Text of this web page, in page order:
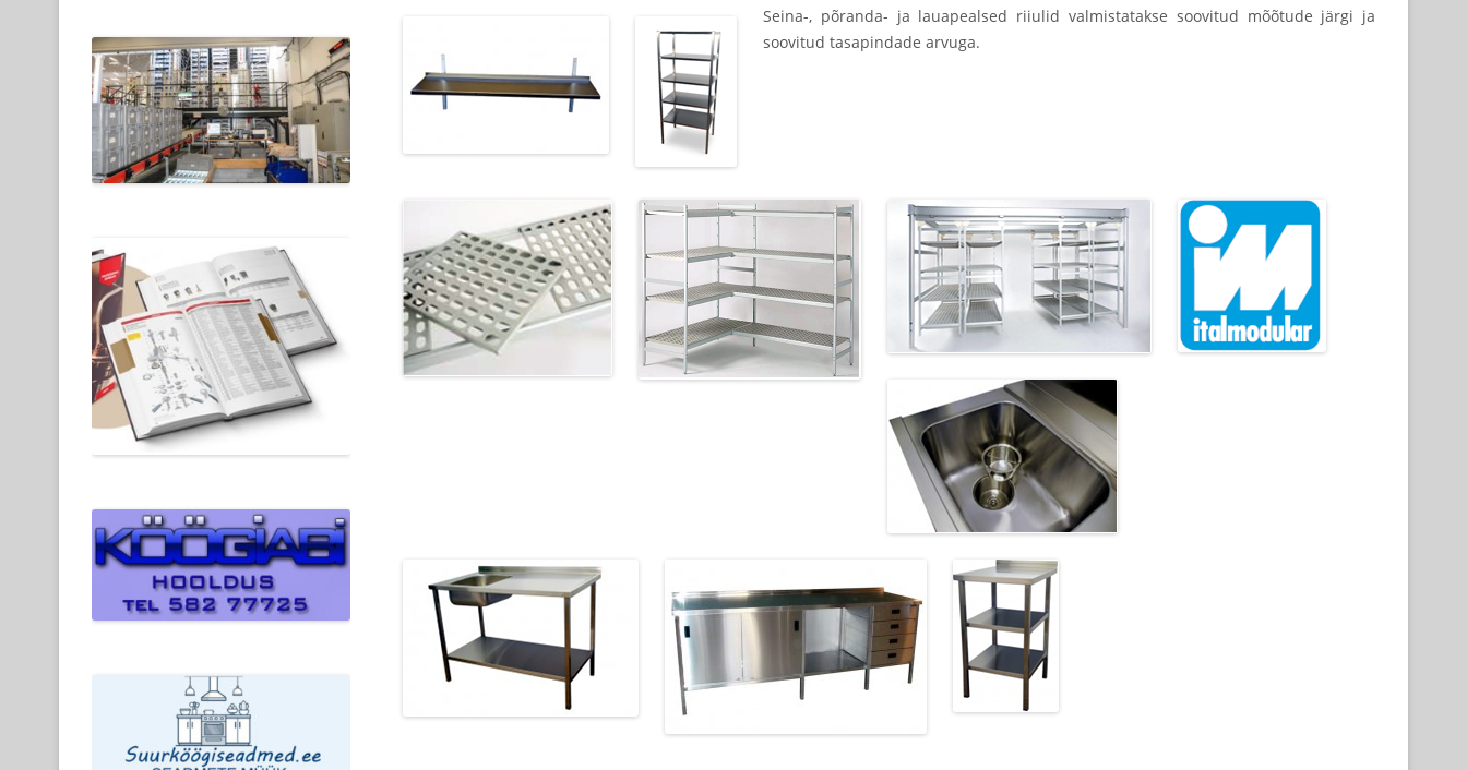
Seina-, põranda- ja lauapealsed riiulid valmistatakse soovitud mõõtude järgi ja
soovitud tasapindade arvuga.